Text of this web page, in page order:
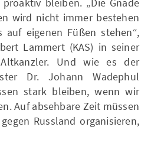
wird nicht immer bestehen
auf eigenen Füßen stehen“,
Lammert (KAS) in seiner
Und wie es der
Dr. Johann Wadephul
stark bleiben, wenn wir
Auf absehbare Zeit müssen
Russland organisieren,